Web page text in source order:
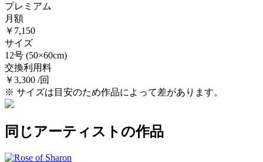
プレミアム
月額
￥7,150
サイズ
12号 (50×60cm)
交換利用料
￥3,300 /回
※ サイズは目安のため作品によって差があります。
同じアーティストの作品